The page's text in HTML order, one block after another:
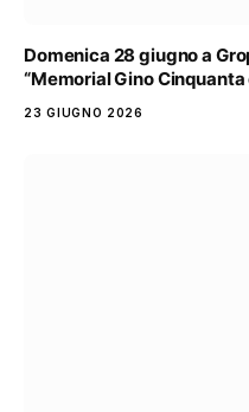
Domenica 28 giugno a
“Memorial Gino
23 GIUGNO 2026